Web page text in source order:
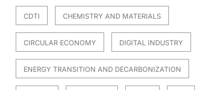
CDTI CHEMISTRY AND MATERIALS
CIRCULAR ECONOMY DIGITAL INDUSTRY
ENERGY TRANSITION AND DECARBONIZATION